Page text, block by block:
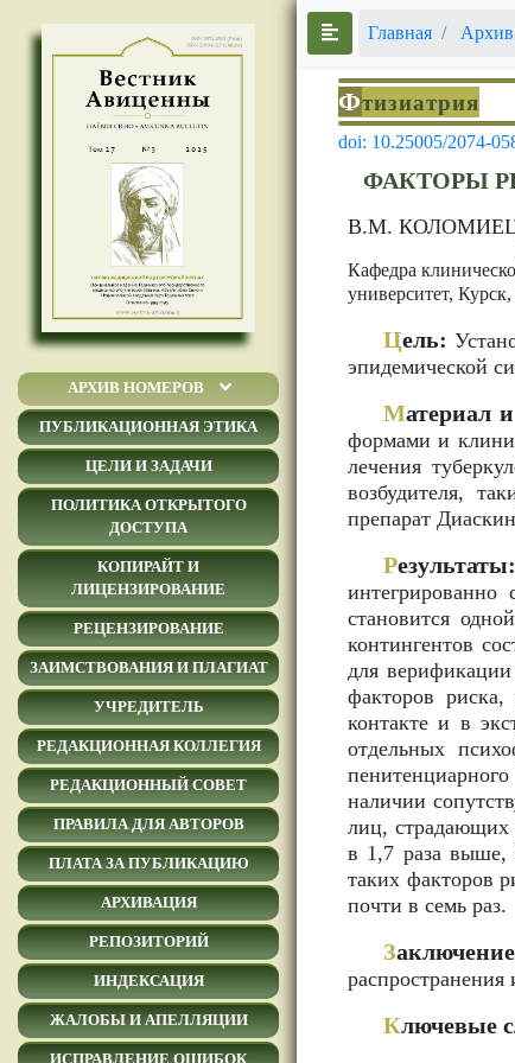
АРХИВ НОМЕРОВ
ПУБЛИКАЦИОННАЯ ЭТИКА
ЦЕЛИ И ЗАДАЧИ
ПОЛИТИКА ОТКРЫТОГО
ДОСТУПА
КОПИРАЙТ И
ЛИЦЕНЗИРОВАНИЕ
РЕЦЕНЗИРОВАНИЕ
ЗАИМСТВОВАНИЯ И ПЛАГИАТ
УЧРЕДИТЕЛЬ
РЕДАКЦИОННАЯ КОЛЛЕГИЯ
РЕДАКЦИОННЫЙ СОВЕТ
ПРАВИЛА ДЛЯ АВТОРОВ
ПЛАТА ЗА ПУБЛИКАЦИЮ
АРХИВАЦИЯ
РЕПОЗИТОРИЙ
ИНДЕКСАЦИЯ
ЖАЛОБЫ И АПЕЛЛЯЦИИ
ИСПРАВЛЕНИЕ ОШИБОК
Главная
Фтизиатрия
doi: 10.25005/2074-
ФАКТОРЫ
В.М.
Кафедра
университет,
Цель:
эпидемической
Материал
формами и
лечения
возбудителя,
препарат
Результаты:
становится
контингентов
для
факторов риска,
контакте и в
отдельных
наличии
лиц, страдающих
в 1,7 раза выше,
таких факторов
почти в семь раз.
З
Ключевые